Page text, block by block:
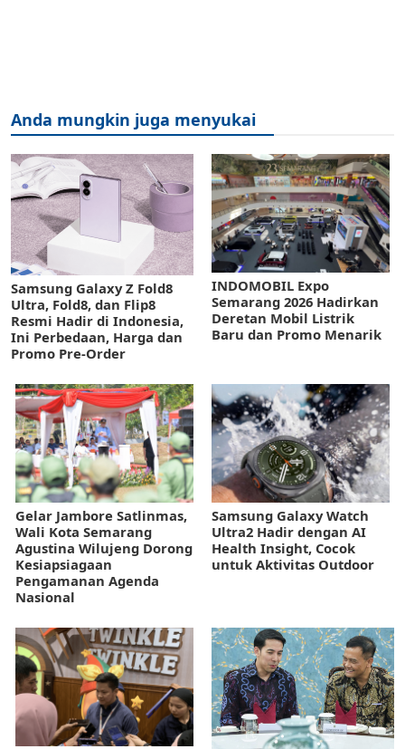
Anda mungkin juga menyukai
Samsung Galaxy Z Fold8
Ultra, Fold8, dan Flip8
Resmi Hadir di Indonesia,
Ini Perbedaan, Harga dan
Promo Pre-Order
INDOMOBIL Expo
Semarang 2026 Hadirkan
Deretan Mobil Listrik
Baru dan Promo Menarik
Gelar Jambore Satlinmas,
Wali Kota Semarang
Agustina Wilujeng Dorong
Kesiapsiagaan
Pengamanan Agenda
Nasional
Samsung Galaxy Watch
Ultra2 Hadir dengan AI
Health Insight, Cocok
untuk Aktivitas Outdoor